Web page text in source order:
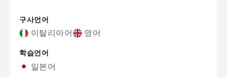
구사언어
이탈리아어 영어
학습언어
일본어